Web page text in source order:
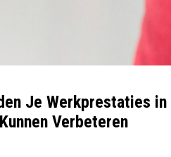
Je Werkprestaties in
Verbeteren